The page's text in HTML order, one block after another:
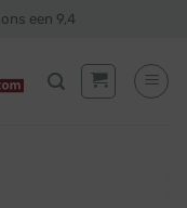
een 9,4